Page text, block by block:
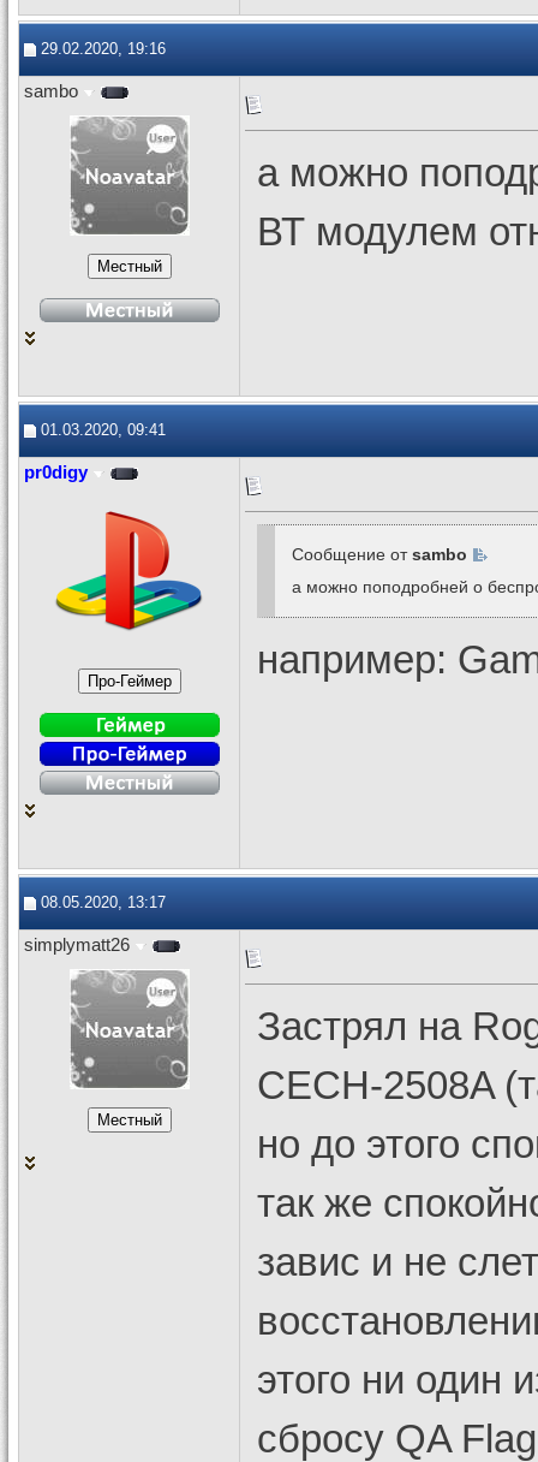
29.02.2020, 19:16
sambo
а можно
ВТ модулем
01.03.2020, 09:41
pr0digy
Сообщение отsambo
а можно поподробней о
например:
08.05.2020, 13:17
simplymatt26
Застрял на
CECH-2508A
но до этого
так же
завис и не
этого ни один
сбросу QA